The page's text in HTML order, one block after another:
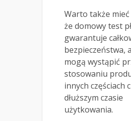
Warto także
że domowy test
gwarantuje
bezpieczeństwa,
mogą wystąpić
stosowaniu
innych częściach
dłuższym czasie
użytkowania.